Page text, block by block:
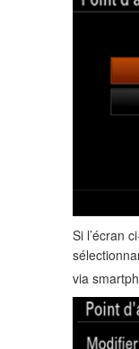
Si l’écran
via